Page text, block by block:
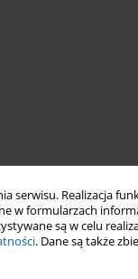
serwisu. Realizacja
w formularzach
są w celu
. Dane są także